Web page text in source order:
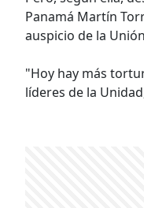
Panamá Martín
auspicio de la
"Hoy hay más
líderes de la